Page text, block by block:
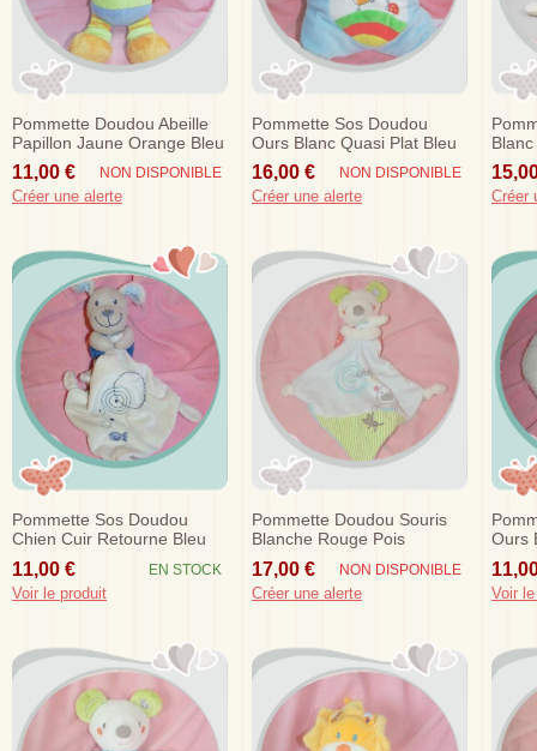
Pommette Doudou Abeille
Papillon Jaune Orange Bleu
Hochet Sos
11,00 € NON DISPONIBLE
Créer une alerte
Pommette Sos Doudou
Ours Blanc Quasi Plat Bleu
Coccinelle
16,00 € NON DISPONIBLE
Créer une alerte Créer
Pommette Sos Doudou
Chien Cuir Retourne Bleu
Mouchoir Ecru Poisson
11,00 € EN STOCK
Voir le produit
Pommette Doudou Souris
Blanche Rouge Pois
Mouchoir Bleu Sos
17,00 € NON DISPONIBLE
Créer une alerte
Ours
Voir